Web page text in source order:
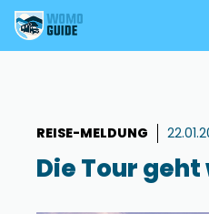
REISE-MELDUNG
Die Tour